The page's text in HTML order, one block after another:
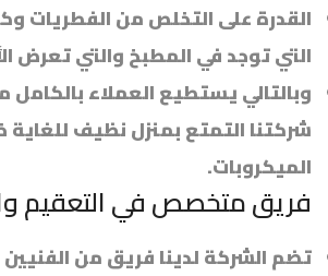
القدرة على التخلص من الفطريات
التي توجد في المطبخ والتي تعرض
وبالتالي يستطيع العملاء بالكامل
شركتنا التمتع بمنزل نظيف للغاية
الميكروبات.
فريق متخصص في التعقيم
تضم الشركة لدينا فريق من